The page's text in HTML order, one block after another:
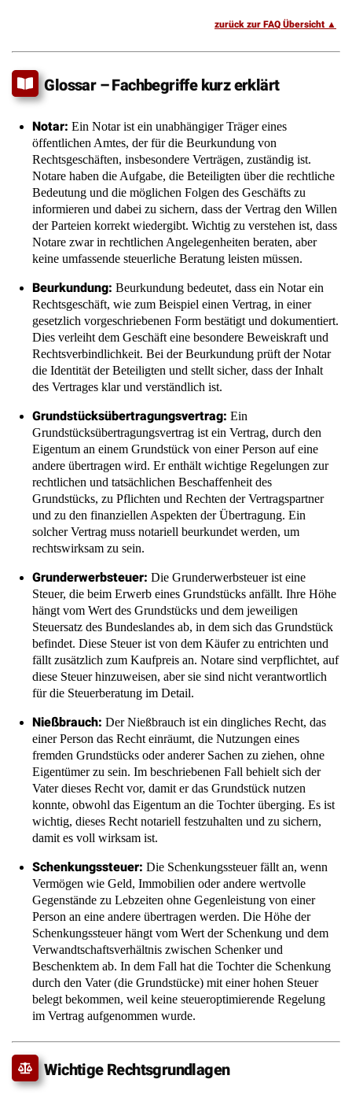
Glossar – Fachbegriffe kurz erklärt
Notar:
öffentlichen Amtes, der für die Beurkundung von
Rechtsgeschäften, insbesondere Verträgen, zuständig ist.
Notare haben die Aufgabe, die Beteiligten über die rechtliche
Bedeutung und die möglichen Folgen des Geschäfts zu
informieren und dabei zu sichern, dass der Vertrag den Willen
der Parteien korrekt wiedergibt. Wichtig zu verstehen ist, dass
Notare zwar in rechtlichen Angelegenheiten beraten, aber
keine umfassende steuerliche Beratung leisten müssen.
Beurkundung:Beurkundung bedeutet, dass ein Notar ein
Rechtsgeschäft, wie zum Beispiel einen Vertrag, in einer
gesetzlich vorgeschriebenen Form bestätigt und dokumentiert.
Dies verleiht dem Geschäft eine besondere Beweiskraft und
Rechtsverbindlichkeit. Bei der Beurkundung prüft der Notar
die Identität der Beteiligten und stellt sicher, dass der Inhalt
des Vertrages klar und verständlich ist.
Grundstücksübertragungsvertrag:Ein
Grundstücksübertragungsvertrag ist ein Vertrag, durch den
Eigentum an einem Grundstück von einer Person auf eine
andere übertragen wird. Er enthält wichtige Regelungen zur
rechtlichen und tatsächlichen Beschaffenheit des
Grundstücks, zu Pflichten und Rechten der Vertragspartner
und zu den finanziellen Aspekten der Übertragung. Ein
solcher Vertrag muss notariell beurkundet werden, um
rechtswirksam zu sein.
Grunderwerbsteuer:Die Grunderwerbsteuer ist eine
Steuer, die beim Erwerb eines Grundstücks anfällt. Ihre Höhe
hängt vom Wert des Grundstücks und dem jeweiligen
Steuersatz des Bundeslandes ab, in dem sich das Grundstück
befindet. Diese Steuer ist von dem Käufer zu entrichten und
fällt zusätzlich zum Kaufpreis an. Notare sind verpflichtet, auf
diese Steuer hinzuweisen, aber sie sind nicht verantwortlich
für die Steuerberatung im Detail.
Nießbrauch:Der Nießbrauch ist ein dingliches Recht, das
einer Person das Recht einräumt, die Nutzungen eines
fremden Grundstücks oder anderer Sachen zu ziehen, ohne
Eigentümer zu sein. Im beschriebenen Fall behielt sich der
Vater dieses Recht vor, damit er das Grundstück nutzen
konnte, obwohl das Eigentum an die Tochter überging. Es ist
wichtig, dieses Recht notariell festzuhalten und zu sichern,
damit es voll wirksam ist.
Schenkungssteuer:Die Schenkungssteuer fällt an, wenn
Vermögen wie Geld, Immobilien oder andere wertvolle
Gegenstände zu Lebzeiten ohne Gegenleistung von einer
Person an eine andere übertragen werden. Die Höhe der
Schenkungssteuer hängt vom Wert der Schenkung und dem
Verwandtschaftsverhältnis zwischen Schenker und
Beschenktem ab. In dem Fall hat die Tochter die Schenkung
durch den Vater (die Grundstücke) mit einer hohen Steuer
belegt bekommen, weil keine steueroptimierende Regelung
im Vertrag aufgenommen wurde.
Wichtige Rechtsgrundlagen
§ 311 Abs. 1 BGB:Diese Vorschrift regelt die allgemeine
Grundlage für die Begründung von Schuldverhältnissen. Sie